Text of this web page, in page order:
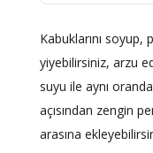
Kabuklarını
yiyebilirsiniz, arzu
suyu ile aynı
açısından zengin
arasına